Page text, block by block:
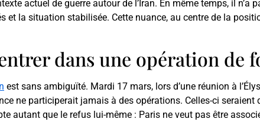
actuel de guerre autour de l’Iran. En même temps, il
et la situation stabilisée. Cette nuance, au centre de la
dans une opération de
est sans ambiguïté. Mardi 17 mars, lors d’une réunion à
ne participerait jamais à des opérations. Celles-ci seraient
autant que le refus lui-même : Paris ne veut pas être